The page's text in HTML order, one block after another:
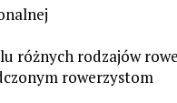
różnych rodzajów
rowerzystom